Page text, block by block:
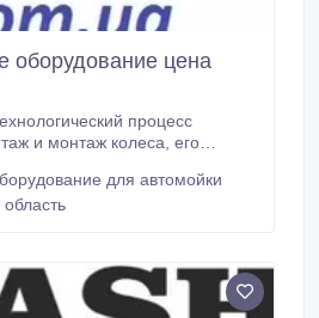
оборудование цена
процесс
и монтаж колеса, его
колес зависит
машины. Современный
для шиномонтажа только
для автомойки